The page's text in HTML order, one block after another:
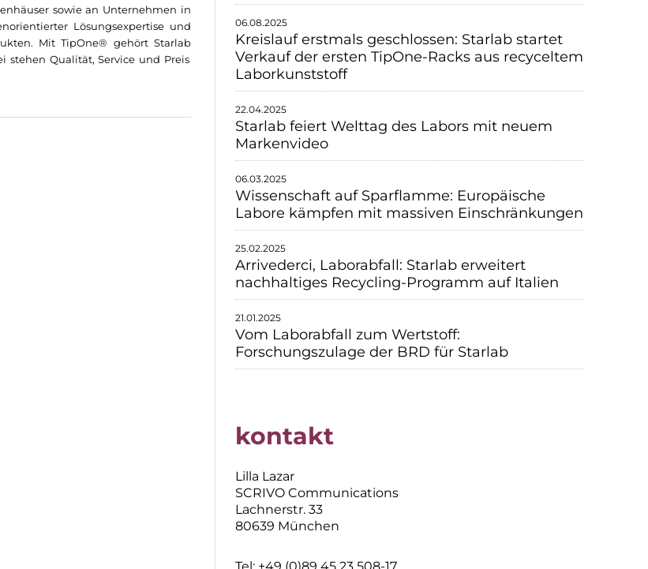
sowie an Unternehmen in
Lösungsexpertise und
MitTipOne® gehörtStarlab
stehen Qualität, Service und Preis
06.08.2025
Kreislauf erstmals geschlossen: Starlab startet
Verkauf der ersten TipOne-Racks aus recyceltem
Laborkunststoff
22.04.2025
Starlab feiert Welttag des Labors mit neuem
Markenvideo
06.03.2025
Wissenschaft auf Sparflamme: Europäische
Labore kämpfen mit massiven Einschränkungen
25.02.2025
Arrivederci, Laborabfall: Starlab erweitert
nachhaltiges Recycling-Programm auf Italien
21.01.2025
Vom Laborabfall zum Wertstoff:
Forschungszulage der BRD für Starlab
kontakt
Lilla Lazar
SCRIVO Communications
Lachnerstr. 33
80639 München
Tel: +49 (0)89 45 23 508-17